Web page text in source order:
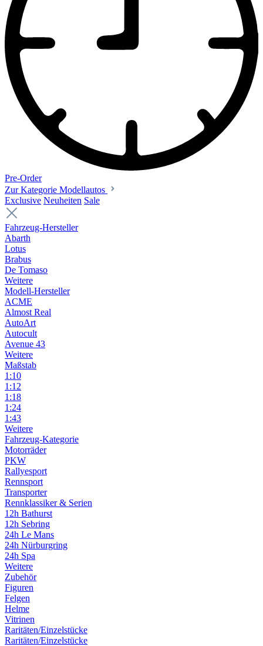
Pre-Order
Zur Kategorie Modellautos
Exclusive Neuheiten Sale
Fahrzeug-Hersteller
Abarth
Lotus
Brabus
De Tomaso
Weitere
Modell-Hersteller
ACME
Almost Real
AutoArt
Autocult
Avenue 43
Weitere
Maßstab
1:10
1:12
1:18
1:24
1:43
Weitere
Fahrzeug-Kategorie
Motorräder
PKW
Rallyesport
Rennsport
Transporter
Rennklassiker & Serien
12h Bathurst
12h Sebring
24h Le Mans
24h Nürburgring
24h Spa
Weitere
Zubehör
Figuren
Felgen
Helme
Vitrinen
Raritäten/Einzelstücke
Raritäten/Einzelstücke